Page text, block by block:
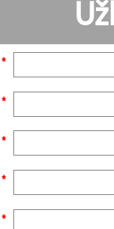
*
*
*
*
*